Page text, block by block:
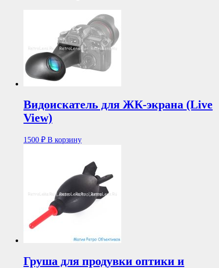
Видоискатель для ЖК-экрана (Live
View)
1500 ₽ В корзину
Груша для продувки оптики и